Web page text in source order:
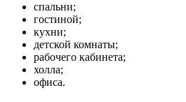
спальни;
гостиной;
кухни;
детской комнаты;
рабочего кабинета;
холла;
офиса.